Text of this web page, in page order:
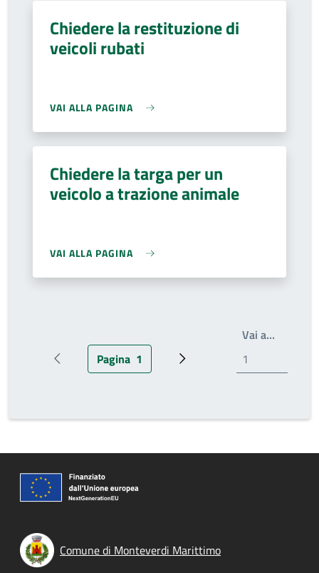
Chiedere la restituzione di
veicoli rubati
VAI ALLA PAGINA
Chiedere la targa per un
veicolo a trazione animale
VAI ALLA PAGINA
Pagina precedentePagina attuale
Pagina 1 Pagina successiva
Vai a…
Comune di Monteverdi Marittimo